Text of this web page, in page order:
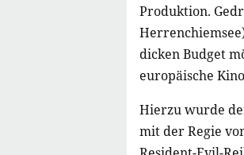
Produktion.
dicken Budget
europäische
Hierzu wurde
mit der Regie